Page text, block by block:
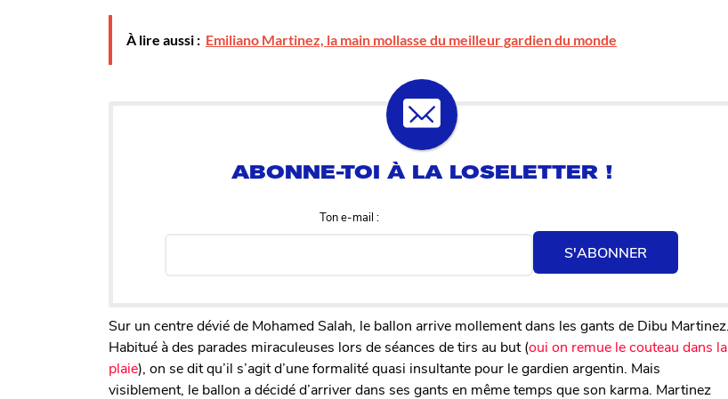
À lire aussi : Emiliano Martinez, la main mollasse du meilleur gardien du monde
Ton e-mail :
S'ABONNER
Sur un centre dévié de Mohamed Salah, le ballon arrive mollement dans les gants de Dibu Martinez.
Habitué à des parades miraculeuses lors de séances de tirs au but (oui on remue le couteau dans la
plaie), on se dit qu’il s’agit d’une formalité quasi insultante pour le gardien argentin. Mais
visiblement, le ballon a décidé d’arriver dans ses gants en même temps que son karma. Martinez